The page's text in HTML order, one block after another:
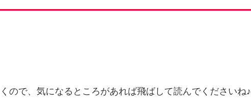
ので、気になるところがあれば飛ばして読んでくださいね♪